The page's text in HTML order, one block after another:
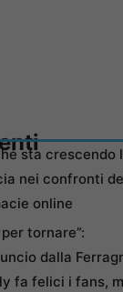
sta crescendo
nei confronti
online
per tornare”:
dalla
fa felici i fans,